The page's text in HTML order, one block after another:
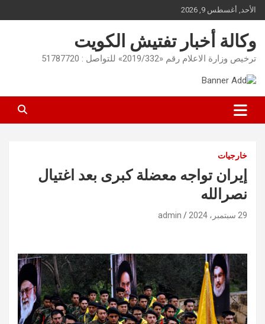
Skip
to
content
الأحد, أغسطس 9, 2026
وكالة أخبار تفتيش الكويت
ترخيص وزارة الاعلام رقم «2019/332» للتواصل : 51787720
خارجيات
إيران تواجه معضلة كبرى بعد اغتيال
نصرالله
29 سبتمبر، 2024 admin